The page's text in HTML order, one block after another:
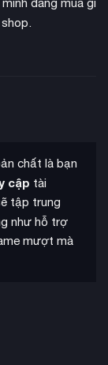
kế hoạch
tướng lĩnh
đang mua gì
chất là bạn
cập tài
tập trung
như hỗ trợ
mượt mà